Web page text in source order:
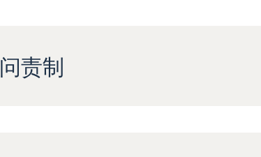
问责制